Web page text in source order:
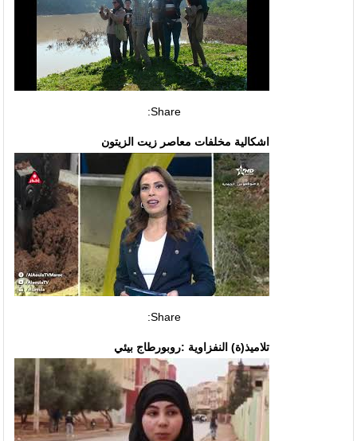
Share:
اشكالية مخلفات معاصر زيت الزيتون
Share:
تلاميذ(ة) النفزاوية :روبورطاج بيئي